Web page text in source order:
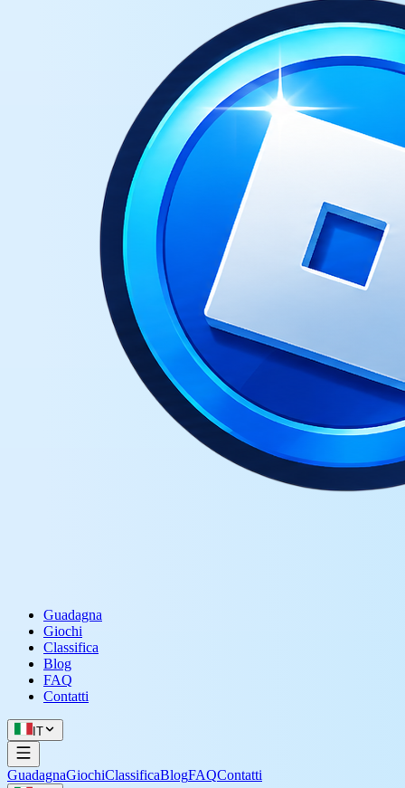
Guadagna
Giochi
Classifica
Blog
FAQ
Contatti
IT
GuadagnaGiochiClassificaBlogFAQContatti